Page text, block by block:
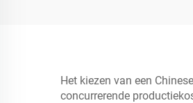
Het kiezen van een
concurrerende